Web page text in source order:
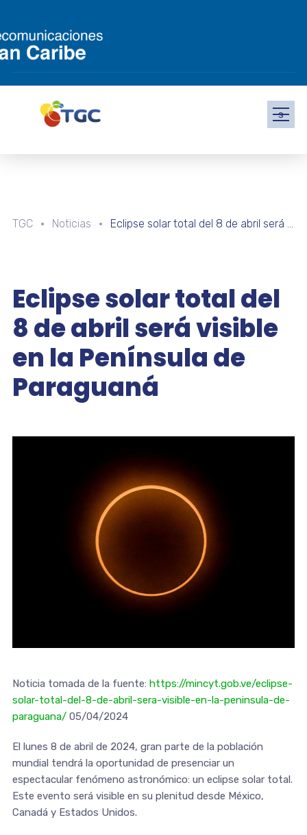
s
TGC Noticias Eclipse solar total del 8 de abril será visible en la Península de Paraguaná
Eclipse solar total del
8 de abril será visible
en la Península de
Paraguaná
Noticia tomada de la fuente: https://mincyt.gob.ve/eclipse-
solar-total-del-8-de-abril-sera-visible-en-la-peninsula-de-
paraguana/05/04/2024
El lunes 8 de abril de 2024, gran parte de la población
mundial tendrá la oportunidad de presenciar un
espectacular fenómeno astronómico: un eclipse solar total.
Este evento será visible en su plenitud desde México,
Canadá y Estados Unidos.